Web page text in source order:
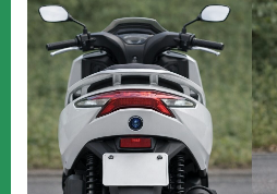
はじめてのスーパーカブ
安全対策・事故防止
メンテナンス・整備・DIY